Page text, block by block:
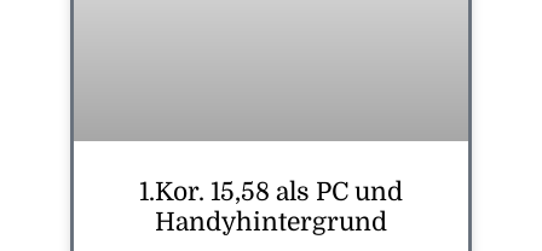
1.Kor. 15,58 als PC und
Handyhintergrund